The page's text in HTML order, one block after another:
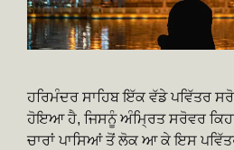
ਹਰਿਮੰਦਰ ਸਾਹਿਬ ਇੱਕ ਵੱਡੇ ਪਵਿੱਤਰ
ਹੋਇਆ ਹੈ, ਜਿਸਨੂੰ ਅੰਮ੍ਰਿਤ ਸਰੋਵਰ
ਚਾਰਾਂ ਪਾਸਿਆਂ ਤੋਂ ਲੋਕ ਆ ਕੇ ਇਸ